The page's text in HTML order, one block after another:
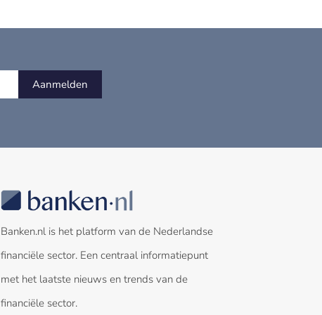
Aanmelden
Banken.nl is het platform van de Nederlandse
financiële sector. Een centraal informatiepunt
met het laatste nieuws en trends van de
financiële sector.